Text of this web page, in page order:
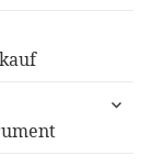
expand